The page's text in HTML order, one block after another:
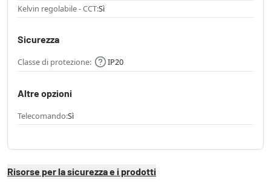
Kelvin regolabile - CCT:Sì
Sicurezza
Classe di protezione: IP20
Altre opzioni
Telecomando:Sì
Risorse per la sicurezza e i prodotti